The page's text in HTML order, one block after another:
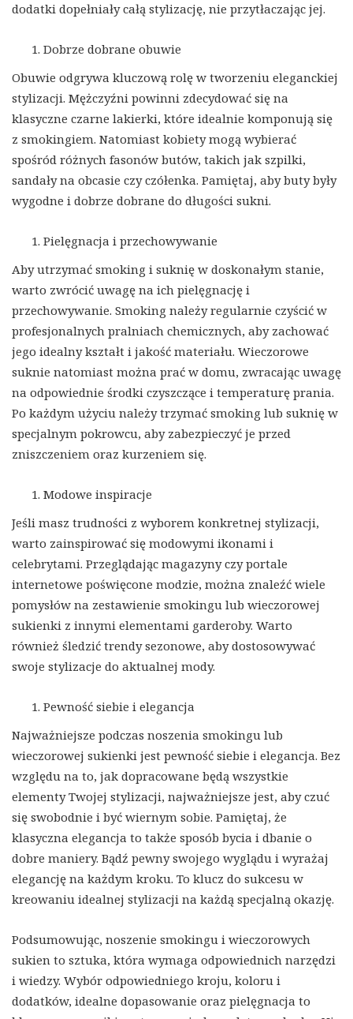
dodatki dopełniały całą stylizację, nie przytłaczając jej.
Dobrze dobrane obuwie
Obuwie odgrywa kluczową rolę w tworzeniu eleganckiej
stylizacji. Mężczyźni powinni zdecydować się na
klasyczne czarne lakierki, które idealnie komponują się
z smokingiem. Natomiast kobiety mogą wybierać
spośród różnych fasonów butów, takich jak szpilki,
sandały na obcasie czy czółenka. Pamiętaj, aby buty były
wygodne i dobrze dobrane do długości sukni.
Pielęgnacja i przechowywanie
Aby utrzymać smoking i suknię w doskonałym stanie,
warto zwrócić uwagę na ich pielęgnację i
przechowywanie. Smoking należy regularnie czyścić w
profesjonalnych pralniach chemicznych, aby zachować
jego idealny kształt i jakość materiału. Wieczorowe
suknie natomiast można prać w domu, zwracając uwagę
na odpowiednie środki czyszczące i temperaturę prania.
Po każdym użyciu należy trzymać smoking lub suknię w
specjalnym pokrowcu, aby zabezpieczyć je przed
zniszczeniem oraz kurzeniem się.
Modowe inspiracje
Jeśli masz trudności z wyborem konkretnej stylizacji,
warto zainspirować się modowymi ikonami i
celebrytami. Przeglądając magazyny czy portale
internetowe poświęcone modzie, można znaleźć wiele
pomysłów na zestawienie smokingu lub wieczorowej
sukienki z innymi elementami garderoby. Warto
również śledzić trendy sezonowe, aby dostosowywać
swoje stylizacje do aktualnej mody.
Pewność siebie i elegancja
Najważniejsze podczas noszenia smokingu lub
wieczorowej sukienki jest pewność siebie i elegancja. Bez
względu na to, jak dopracowane będą wszystkie
elementy Twojej stylizacji, najważniejsze jest, aby czuć
się swobodnie i być wiernym sobie. Pamiętaj, że
klasyczna elegancja to także sposób bycia i dbanie o
dobre maniery. Bądź pewny swojego wyglądu i wyrażaj
elegancję na każdym kroku. To klucz do sukcesu w
kreowaniu idealnej stylizacji na każdą specjalną okazję.
Podsumowując, noszenie smokingu i wieczorowych
sukien to sztuka, która wymaga odpowiednich narzędzi
i wiedzy. Wybór odpowiedniego kroju, koloru i
dodatków, idealne dopasowanie oraz pielęgnacja to